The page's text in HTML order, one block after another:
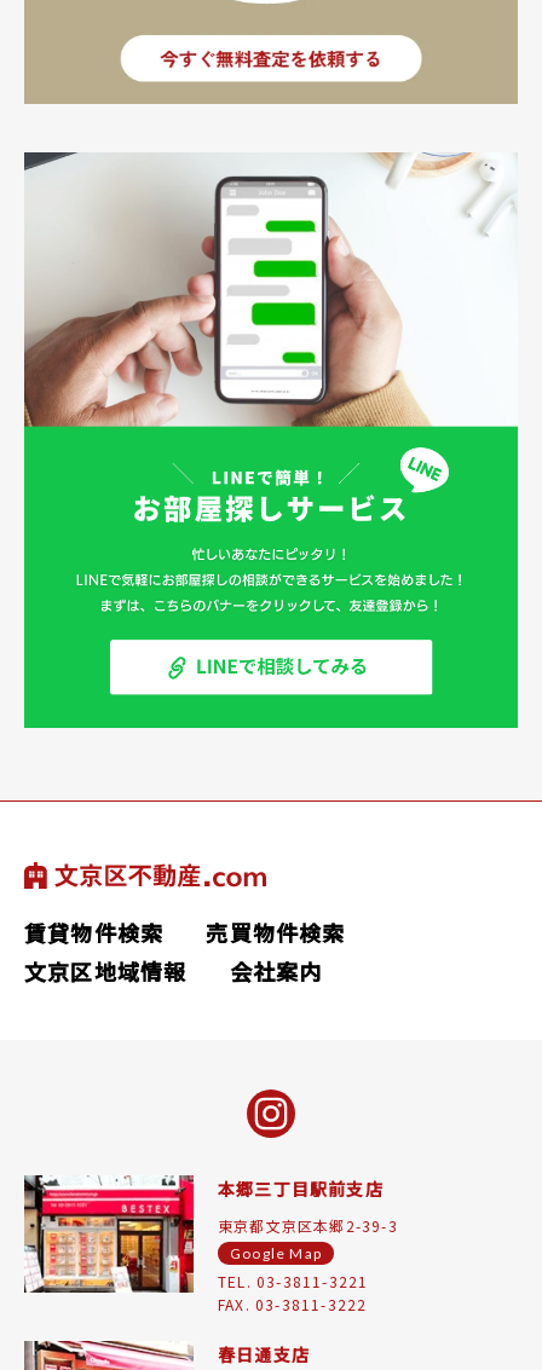
賃貸物件検索
売買物件検索
文京区地域情報
会社案内
本郷三丁目駅前支店
東京都文京区本郷2-39-3
Google Map
TEL. 03-3811-3221
FAX. 03-3811-3222
春日通支店